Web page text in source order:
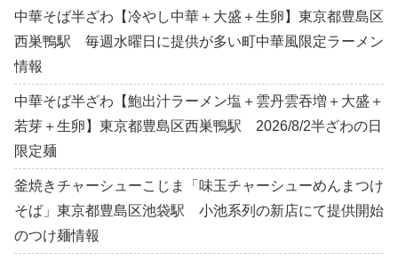
中華そば半ざわ【冷やし中華＋大盛＋生卵】東京都豊島区
西巣鴨駅 毎週水曜日に提供が多い町中華風限定ラーメン
情報
中華そば半ざわ【鮑出汁ラーメン塩＋雲丹雲吞増＋大盛＋
若芽＋生卵】東京都豊島区西巣鴨駅 2026/8/2半ざわの日
限定麺
釜焼きチャーシューこじま「味玉チャーシューめんまつけ
そば」東京都豊島区池袋駅 小池系列の新店にて提供開始
のつけ麺情報